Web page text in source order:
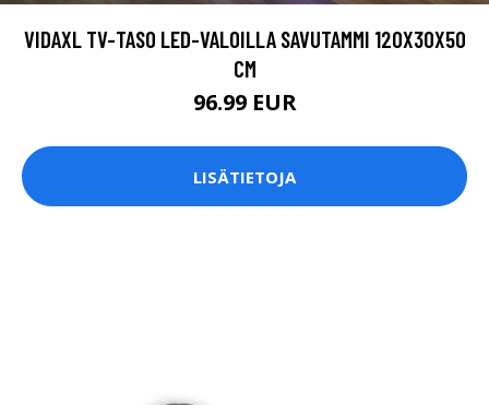
VIDAXL TV-TASO LED-VALOILLA SAVUTAMMI 120X30X50
CM
96.99 EUR
LISÄTIETOJA